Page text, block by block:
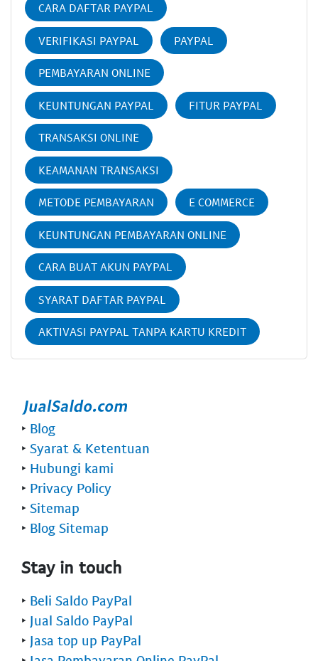
CARA DAFTAR PAYPAL
VERIFIKASI PAYPAL PAYPAL
PEMBAYARAN ONLINE
KEUNTUNGAN PAYPAL FITUR PAYPAL
TRANSAKSI ONLINE
KEAMANAN TRANSAKSI
METODE PEMBAYARAN E COMMERCE
KEUNTUNGAN PEMBAYARAN ONLINE
CARA BUAT AKUN PAYPAL
SYARAT DAFTAR PAYPAL
AKTIVASI PAYPAL TANPA KARTU KREDIT
‣ Blog
‣ Syarat & Ketentuan
‣ Hubungi kami
‣ Privacy Policy
‣ Sitemap
‣ Blog Sitemap
Stay in touch
‣ Beli Saldo PayPal
‣ Jual Saldo PayPal
‣ Jasa top up PayPal